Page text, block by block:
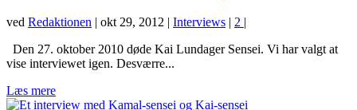
ved Redaktionen | okt 29, 2012 | Interviews | 2 |
Den 27. oktober 2010 døde Kai Lundager Sensei. Vi har valgt at
vise interviewet igen. Desværre...
Læs mere